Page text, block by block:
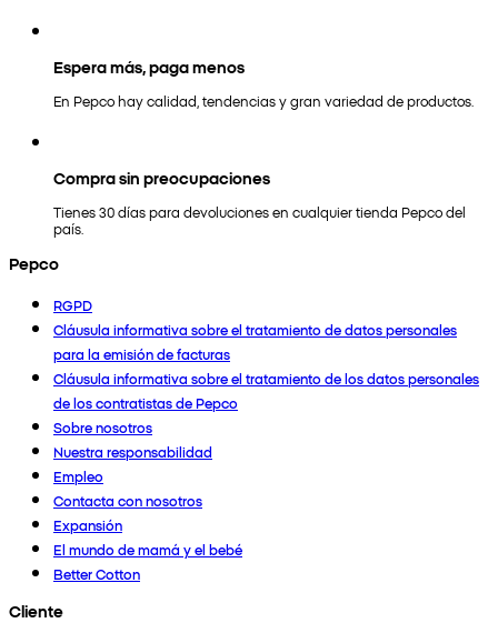
Espera más, paga menos
En Pepco hay calidad, tendencias y gran variedad de productos.
Compra sin preocupaciones
Tienes 30 días para devoluciones en cualquier tienda Pepco del
país.
Pepco
RGPD
Cláusula informativa sobre el tratamiento de datos personales
para la emisión de facturas
Cláusula informativa sobre el tratamiento de los datos personales
de los contratistas de Pepco
Sobre nosotros
Nuestra responsabilidad
Empleo
Contacta con nosotros
Expansión
El mundo de mamá y el bebé
Better Cotton
Cliente